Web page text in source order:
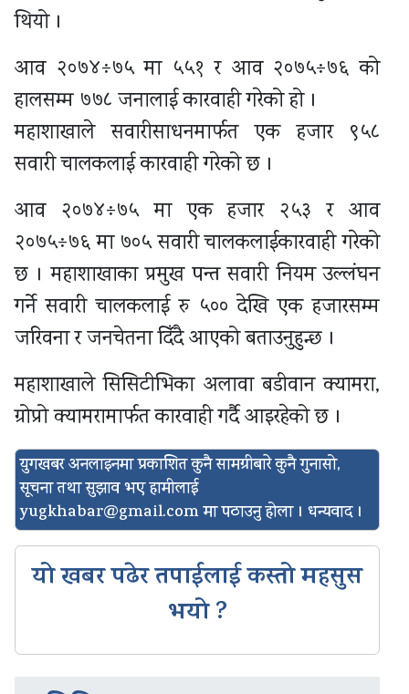
थियो ।
आव २०७४÷७५ मा ५५१ र आव २०७५÷७६ को
हालसम्म ७७८ जनालाई कारवाही गरेको हो ।
महाशाखाले सवारीसाधनमार्फत एक हजार ९५८
सवारी चालकलाई कारवाही गरेको छ ।
आव २०७४÷७५ मा एक हजार २५३ र आव
२०७५÷७६ मा ७०५ सवारी चालकलाईकारवाही गरेको
छ । महाशाखाका प्रमुख पन्त सवारी नियम उल्लंघन
गर्ने सवारी चालकलाई रु ५०० देखि एक हजारसम्म
जरिवना र जनचेतना दिँदै आएको बताउनुहुन्छ ।
महाशाखाले सिसिटीभिका अलावा बडीवान क्यामरा,
ग्रोप्रो क्यामरामार्फत कारवाही गर्दै आइरहेको छ ।
युगखबर अनलाइनमा प्रकाशित कुनै सामग्रीबारे कुनै गुनासो,
सूचना तथा सुझाव भए हामीलाई
yugkhabar@gmail.comमा पठाउनु होला । धन्यवाद ।
यो खबर पढेर तपाईलाई कस्तो महसुस
भयो ?